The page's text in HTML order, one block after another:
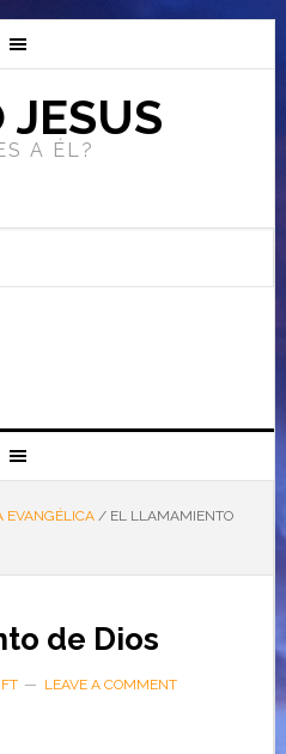
JESUS
A ÉL?
EVANGÉLICA /EL LLAMAMIENTO
de Dios
LEAVE A COMMENT